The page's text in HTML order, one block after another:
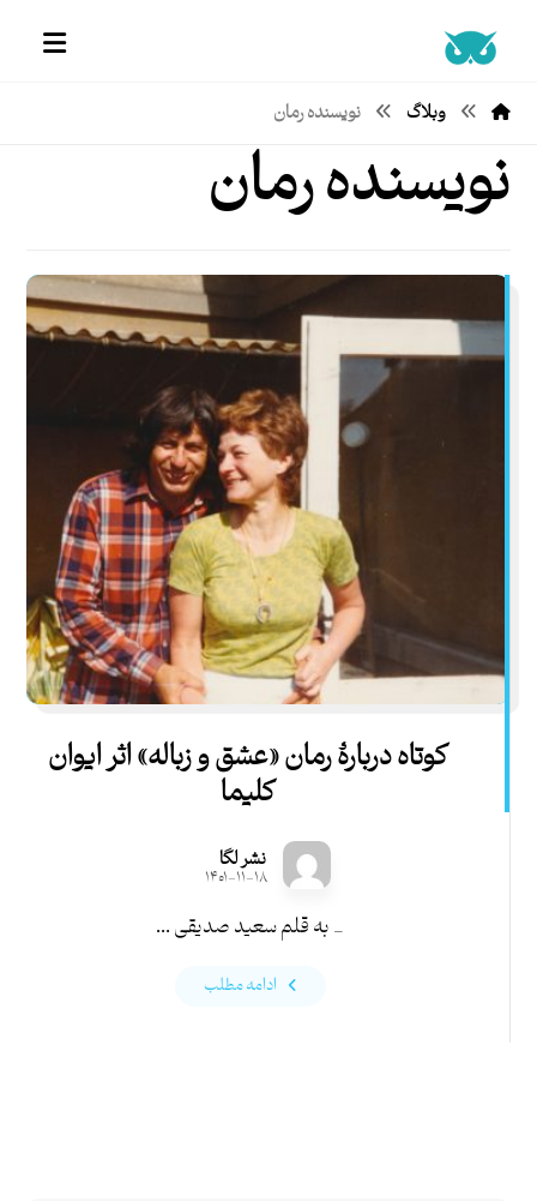
وبلاگ نویسنده رمان
نویسنده رمان
کوتاه دربارۀ رمان «عشق و زباله» اثر ایوان
کلیما
نشر لگا
۱۴۰۱-۱۱-۱۸
_ به قلم سعید صدیقی ...
ادامه مطلب